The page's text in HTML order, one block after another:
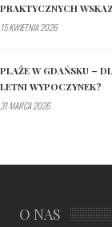
PRAKTYCZNYCH
15 KWIETNIA 2026
PLAŻE W GDAŃSKU –
LETNI WYPOCZYNEK?
31 MARCA 2026
O NAS